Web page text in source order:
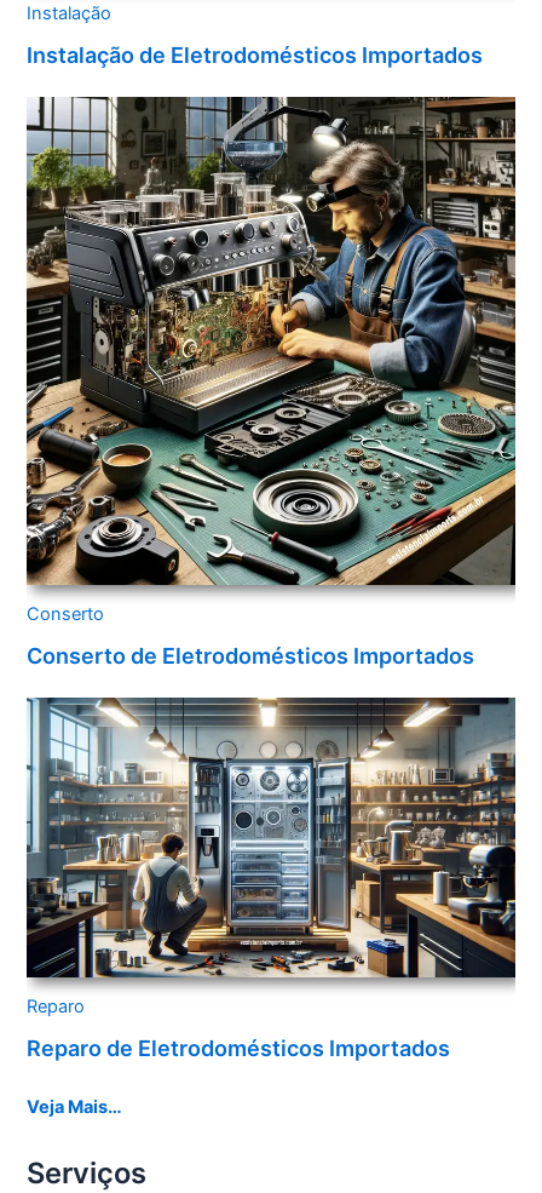
Instalação
Instalação de Eletrodomésticos Importados
Conserto
Conserto de Eletrodomésticos Importados
Reparo
Reparo de Eletrodomésticos Importados
Veja Mais…
Serviços